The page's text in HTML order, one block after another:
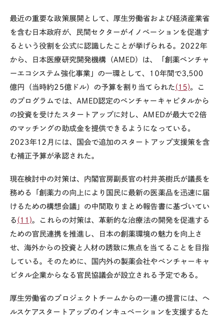
最近の重要な政策展開として、厚生労働省および経済産業省
を含む日本政府が、民間セクターがイノベーションを促進す
るという役割を公式に認識したことが挙げられる。2022年
から、日本医療研究開発機構（AMED）は、「創薬ベンチャ
ーエコシステム強化事業」の一環として、10年間で3,500
億円（当時約25億ドル）の予算を割り当てられた (15)。こ
のプログラムでは、AMED認定のベンチャーキャピタルから
の投資を受けたスタートアップに対し、AMEDが最大で2倍
のマッチングの助成金を提供できるようになっている。
2023年12月には、国会で追加のスタートアップ支援策を含
む補正予算が承認された。
現在検討中の対策は、内閣官房副長官の村井英樹氏が議長を
務める「創薬力の向上により国民に最新の医薬品を迅速に届
けるための構想会議」の中間取りまとめ報告書に基づいてい
る (11)。これらの対策は、革新的な治療法の開発を促進する
ための官民連携を推進し、日本の創薬環境の魅力を向上さ
せ、海外からの投資と人材の誘致に焦点を当てることを目指
している。そのために、国内外の製薬会社やベンチャーキャ
ピタル企業からなる官民協議会が設立される予定である。
厚生労働省のプロジェクトチームからの一連の提言には、ヘ
ルスケアスタートアップのインキュベーションを支援するた